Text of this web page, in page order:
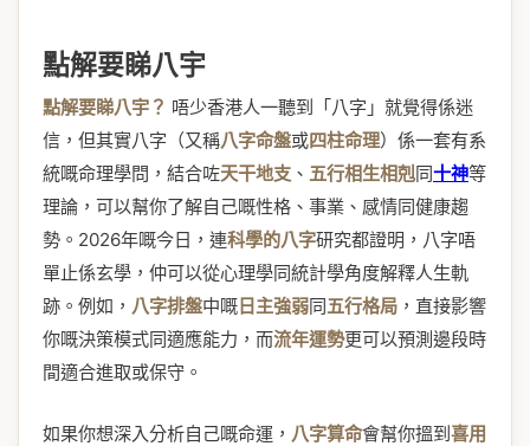
點解要睇八宇
點解要睇八宇？ 唔少香港人一聽到「八字」就覺得係迷
信，但其實八字（又稱八字命盤或四柱命理）係一套有系
統嘅命理學問，結合咗天干地支 、 五行相生相剋同十神等
理論，可以幫你了解自己嘅性格、事業、感情同健康趨
勢。2026年嘅今日，連科學的八字研究都證明，八字唔
單止係玄學，仲可以從心理學同統計學角度解釋人生軌
跡。例如， 八字排盤中嘅日主強弱同五行格局 ，直接影響
你嘅決策模式同適應能力，而流年運勢更可以預測邊段時
間適合進取或保守。
如果你想深入分析自己嘅命運， 八字算命會幫你搵到喜用